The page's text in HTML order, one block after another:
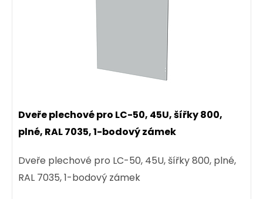
Dveře plechové pro LC-50, 45U, šířky 800,
plné, RAL 7035, 1-bodový zámek
Dveře plechové pro LC-50, 45U, šířky 800, plné,
RAL 7035, 1-bodový zámek